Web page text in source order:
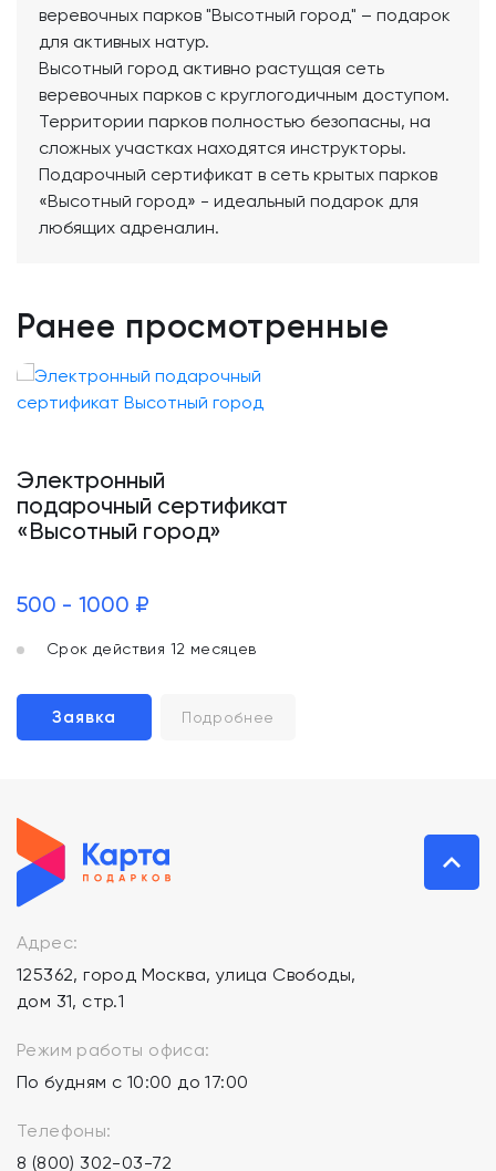
веревочных парков "Высотный город" – подарок
для активных натур.
Высотный город активно растущая сеть
веревочных парков с круглогодичным доступом.
Территории парков полностью безопасны, на
сложных участках находятся инструкторы.
Подарочный сертификат в сеть крытых парков
«Высотный город» - идеальный подарок для
любящих адреналин.
Ранее просмотренные
Электронный
подарочный сертификат
«Высотный город»
500 - 1000 ₽
Срок действия 12 месяцев
Заявка Подробнее
Адрес:
125362, город Москва, улица Свободы,
дом 31, стр.1
Режим работы офиса:
По будням с 10:00 до 17:00
Телефоны:
8 (800) 302-03-72